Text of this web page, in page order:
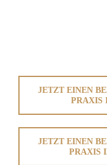
JETZT EINEN
PRAXIS
JETZT EINEN
PRAXIS